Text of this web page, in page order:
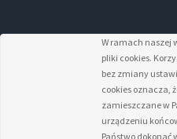
W ramach naszej
pliki cookies.
bez zmiany
cookies oznacza,
zamieszczane w
urządzeniu
Państwo dokonać